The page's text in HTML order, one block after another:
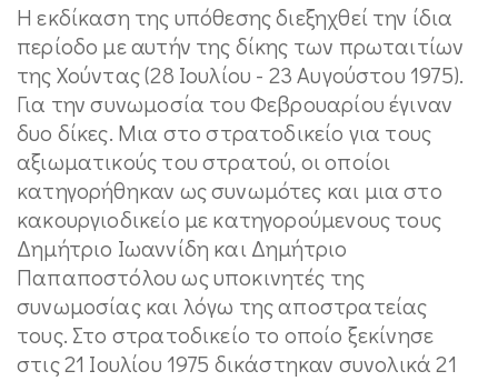
Η εκδίκαση της υπόθεσης διεξηχθεί την ίδια
περίοδο με αυτήν της δίκης των πρωταιτίων
της Χούντας (28 Ιουλίου - 23 Αυγούστου 1975).
Για την συνωμοσία του Φεβρουαρίου έγιναν
δυο δίκες. Μια στο στρατοδικείο για τους
αξιωματικούς του στρατού, οι οποίοι
κατηγορήθηκαν ως συνωμότες και μια στο
κακουργιοδικείο με κατηγορούμενους τους
Δημήτριο Ιωαννίδη και Δημήτριο
Παπαποστόλου ως υποκινητές της
συνωμοσίας και λόγω της αποστρατείας
τους. Στο στρατοδικείο το οποίο ξεκίνησε
στις 21 Ιουλίου 1975 δικάστηκαν συνολικά 21